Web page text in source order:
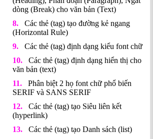
dòng (Break) cho văn bản (Text)
Các thẻ (tag) tạo đường kẻ ngang
(Horizontal Rule)
Các thẻ (tag) định dạng kiểu font chữ
Các thẻ (tag) định dạng hiển thị cho
văn bản (text)
Phân biệt 2 họ font chữ phổ biến
SERIF và SANS SERIF
Các thẻ (tag) tạo Siêu liên kết
(hyperlink)
Các thẻ (tag) tạo Danh sách (list)